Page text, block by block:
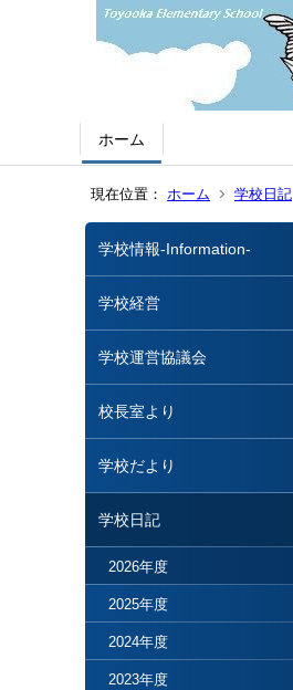
ホーム
現在位置： ホーム 学校日記
学校情報-Information-
学校経営
学校運営協議会
校長室より
学校だより
学校日記
2026年度
2025年度
2024年度
2023年度